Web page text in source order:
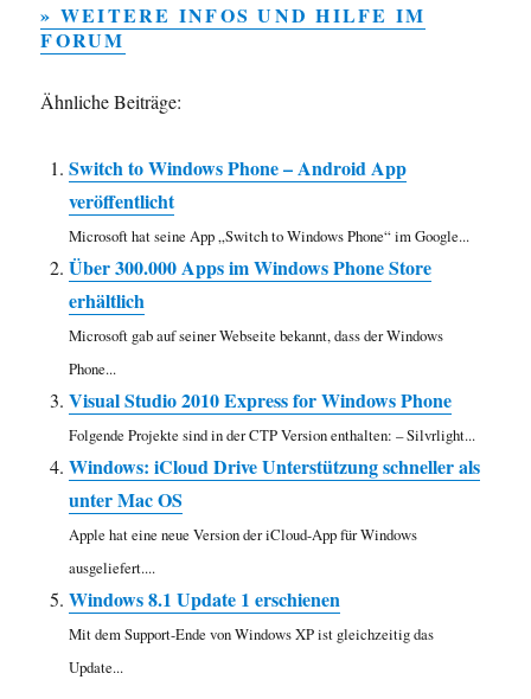
» WEITERE INFOS UND HILFE IM
FORUM
Ähnliche Beiträge:
Switch to Windows Phone – Android App
veröffentlicht
Microsoft hat seine App „Switch to Windows Phone“ im Google...
Über 300.000 Apps im Windows Phone Store
erhältlich
Microsoft gab auf seiner Webseite bekannt, dass der Windows
Phone...
Visual Studio 2010 Express for Windows Phone
Folgende Projekte sind in der CTP Version enthalten: – Silvrlight...
Windows: iCloud Drive Unterstützung schneller als
unter Mac OS
Apple hat eine neue Version der iCloud-App für Windows
ausgeliefert....
Windows 8.1 Update 1 erschienen
Mit dem Support-Ende von Windows XP ist gleichzeitig das
Update...